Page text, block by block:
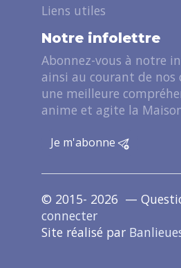
Liens utiles
Notre infolettre
Abonnez-vous à notre
ainsi au courant de
une meilleure
anime et agite la
Je m'abonne
© 2015- 2026 —
connecter
Site réalisé par